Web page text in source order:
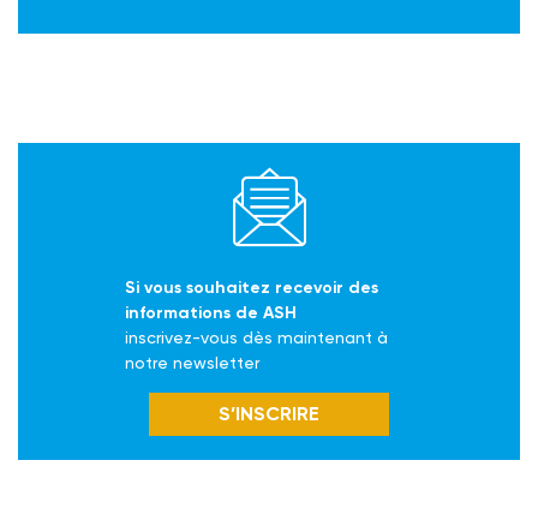
Si vous souhaitez recevoir des
informations de ASH
inscrivez-vous dès maintenant à
notre newsletter
S’INSCRIRE